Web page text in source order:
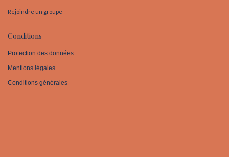
Rejoindre un groupe
Conditions
Protection des données
Mentions légales
Conditions générales